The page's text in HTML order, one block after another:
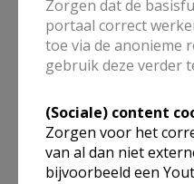
De heerJohnny De
Bijstandstraat 5
1000 Brussel
Zorgen dat de
portaal correct
toe via de anonieme
gebruik deze verder
(Sociale) content
Zorgen voor het
van al dan niet
bijvoorbeeld een